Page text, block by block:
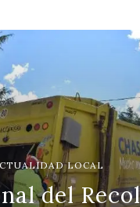
LOCAL
del